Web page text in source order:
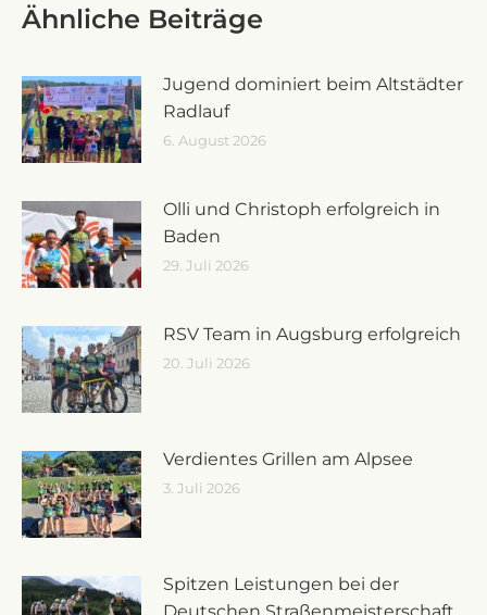
Ähnliche Beiträge
Jugend dominiert beim Altstädter
Radlauf
6. August 2026
Olli und Christoph erfolgreich in
Baden
29. Juli 2026
RSV Team in Augsburg erfolgreich
20. Juli 2026
Verdientes Grillen am Alpsee
3. Juli 2026
Spitzen Leistungen bei der